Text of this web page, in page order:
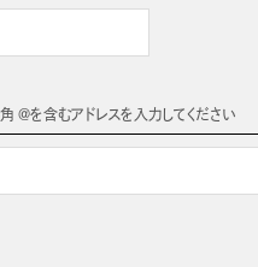
@を含むアドレスを入力してください